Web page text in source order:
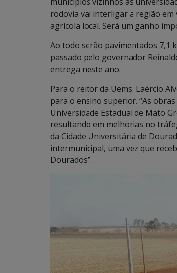
rodovia vai interligar a região
agrícola local. Será um ganho
Ao todo serão pavimentados 7,1
passado pelo governador
entrega neste ano.
Para o reitor da Uems, Laércio
para o ensino superior. “As
Universidade Estadual de Mato
resultando em melhorias no
da Cidade Universitária de
intermunicipal, uma vez que
Dourados”.